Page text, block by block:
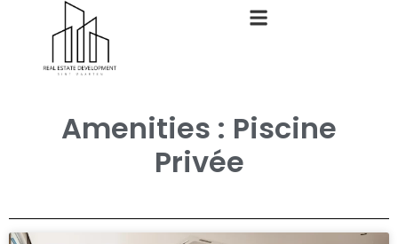
Amenities : Piscine
Privée